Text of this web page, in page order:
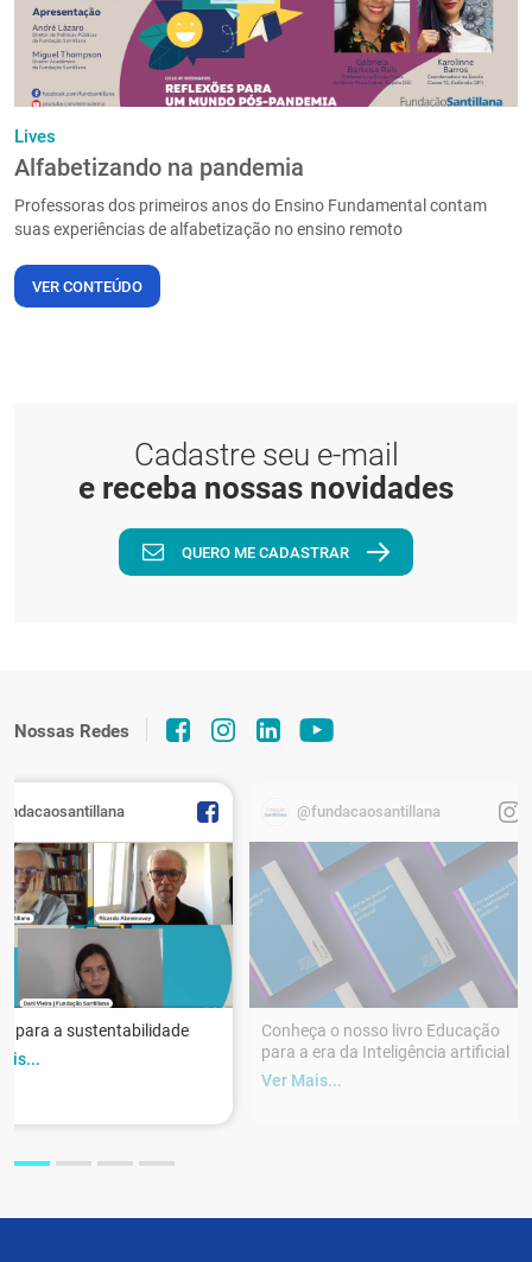
Lives
Alfabetizando na pandemia
Professoras dos primeiros anos do Ensino Fundamental contam
suas experiências de alfabetização no ensino remoto
VER CONTEÚDO
Cadastre seu e-mail
e receba nossas novidades
QUERO ME CADASTRAR
Nossas Redes
para a sustentabilidade
@fundacaosantillana
Conheça o nosso livro Educação
para a era da Inteligência artificial
Ver Mais...